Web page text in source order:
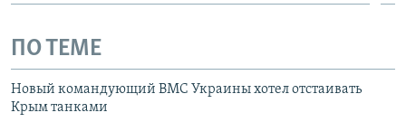
ПО ТЕМЕ
Новый командующий ВМС Украины хотел отстаивать
Крым танками